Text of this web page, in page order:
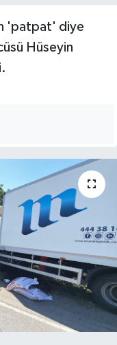
'patpat' diye
Hüseyin